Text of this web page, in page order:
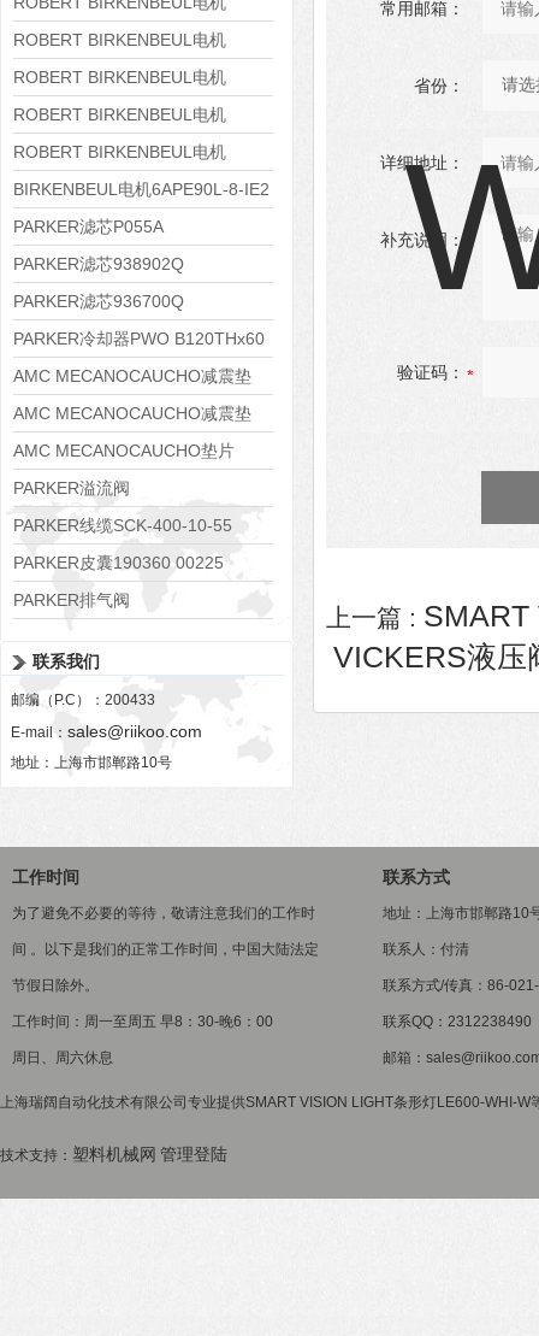
8APE160L-4-IE3
ROBERT BIRKENBEUL电机
8APE112M-6K-IE3
ROBERT BIRKENBEUL电机
8APE100L-2 IE3
ROBERT BIRKENBEUL电机
8APE90S-4 IE3
ROBERT BIRKENBEUL电机
8APE80M-2K-IE3
BIRKENBEUL电机6APE90L-8-IE2
PARKER滤芯P055A
PARKER滤芯938902Q
PARKER滤芯936700Q
PARKER冷却器PWO B120THx60
AMC MECANOCAUCHO减震垫
138552
AMC MECANOCAUCHO减震垫
138551
AMC MECANOCAUCHO垫片
608074
PARKER溢流阀
RE06M35W2N1KWXG087
PARKER线缆SCK-400-10-55
PARKER皮囊190360 00225
PARKER排气阀
联系我们
邮编（P.C）：200433
E-mail： sales@riikoo.com
地址：上海市邯郸路10号
常用邮箱：
省份：
详细地址：
补充说明：
验证码：
上一篇 : SMART
VICKERS液压
工作时间
为了避免不必要的等待，敬请注意我们的工作时
间 。以下是我们的正常工作时间，中国大陆法定
节假日除外。
工作时间：周一至周五 早8：30-晚6：00
周日、周六休息
联系方式
地址：上海市邯郸路10
联系人：付清
联系方式/传真：86-
联系QQ：2312238490
邮箱：
上海瑞阔自动化技术有限公司专业提供SMART VISION LIGHT条形灯LE600-WHI-
技术支持： 塑料机械网 管理登陆